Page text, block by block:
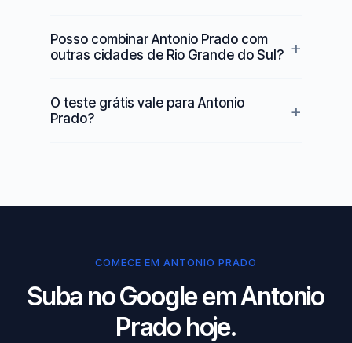
Posso combinar Antonio Prado com
outras cidades de Rio Grande do Sul?
O teste grátis vale para Antonio
Prado?
COMECE EM ANTONIO PRADO
Suba no Google em Antonio
Prado hoje.